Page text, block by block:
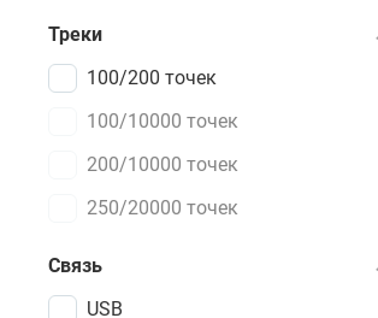
Треки
100/200 точек
100/10000 точек
200/10000 точек
250/20000 точек
Связь
USB